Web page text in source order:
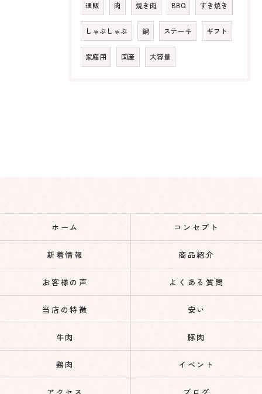
通販 肉 焼き肉 BBQ すき焼き
しゃぶしゃぶ 鍋 ステーキ ギフト
家庭用 国産 大容量
ホーム コンセプト
新着情報 商品紹介
お客様の声 よくある質問
当店の特徴 安い
牛肉 豚肉
鶏肉 イベント